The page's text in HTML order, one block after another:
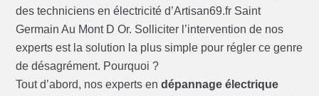
des techniciens en électricité d’Artisan69.fr Saint
Germain Au Mont D Or. Solliciter l’intervention de nos
experts est la solution la plus simple pour régler ce genre
de désagrément. Pourquoi ?
Tout d’abord, nos experts endépannage électrique